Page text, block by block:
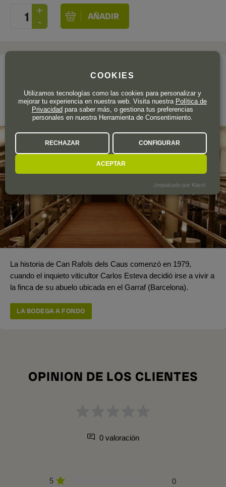
CAN RÀFOLS DELS CAUS
Cataluña
La historia de Can Rafols dels Caus comenzó en 1979,
cuando el inquieto viticultor Carlos Esteva decidió irse a vivir a
la finca de su abuelo ubicada en el Garraf (Barcelona).
LA BODEGA A FONDO
OPINION DE LOS CLIENTES
0 valoración
5
0
COOKIES
Utilizamos tecnologías como las cookies para personalizar y
mejorar tu experiencia en nuestra web. Visita nuestra Política de
Privacidadpara saber más, o gestiona tus preferencias
personales en nuestra Herramienta de Consentimiento.
RECHAZAR CONFIGURAR
ACEPTAR
¡Impulsado por Klaro!